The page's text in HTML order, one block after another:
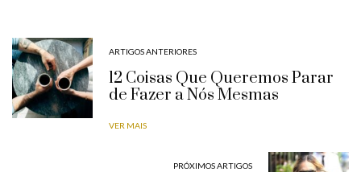
ARTIGOS ANTERIORES
12 Coisas Que Queremos Parar
de Fazer a Nós Mesmas
VER MAIS
PRÓXIMOS ARTIGOS